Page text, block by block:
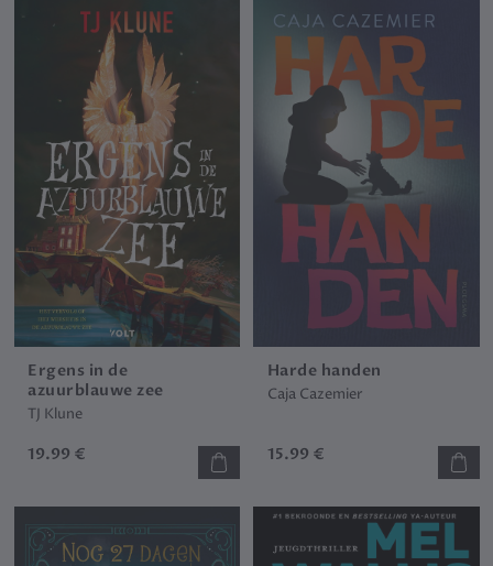
Ergens in de
azuurblauwe zee
TJ Klune
19.99 €
Harde handen
Caja Cazemier
15.99 €